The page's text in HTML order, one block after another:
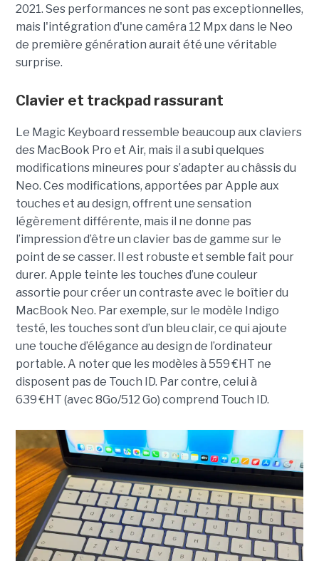
2021. Ses performances ne sont pas exceptionnelles,
mais l'intégration d'une caméra 12 Mpx dans le Neo
de première génération aurait été une véritable
surprise.
Clavier et trackpad rassurant
Le Magic Keyboard ressemble beaucoup aux claviers
des MacBook Pro et Air, mais il a subi quelques
modifications mineures pour s’adapter au châssis du
Neo. Ces modifications, apportées par Apple aux
touches et au design, offrent une sensation
légèrement différente, mais il ne donne pas
l’impression d’être un clavier bas de gamme sur le
point de se casser. Il est robuste et semble fait pour
durer. Apple teinte les touches d’une couleur
assortie pour créer un contraste avec le boîtier du
MacBook Neo. Par exemple, sur le modèle Indigo
testé, les touches sont d’un bleu clair, ce qui ajoute
une touche d’élégance au design de l’ordinateur
portable. A noter que les modèles à 559 €HT ne
disposent pas de Touch ID. Par contre, celui à
639 €HT (avec 8Go/512 Go) comprend Touch ID.